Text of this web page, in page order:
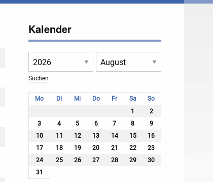
Kalender
Mo Di Mi Do Fr Sa
So
1
2
3
4 5 6 7 8
9
10
11 12 13 14 15
16
17
18 19 20 21 22
23
24
25 26 27 28 29
30
31